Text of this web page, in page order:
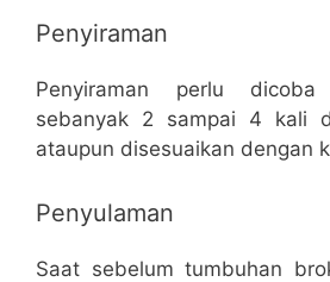
Penyiraman
Penyiraman perlu
sebanyak 2 sampai 4 kali
ataupun disesuaikan dengan
Penyulaman
Saat sebelum tumbuhan